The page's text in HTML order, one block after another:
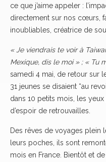
ce que j’aime appeler :
directement sur nos cœurs,
inoubliables, créatrice de
« Je viendrais te voir à
Mexique, dis le moi » ; « Tu
samedi 4 mai, de retour sur
31 jeunes se disaient “au
dans 10 petits mois, les
d’espoir de retrouvailles.
Des rêves de voyages plein
leurs poches, ils sont
mois en France. Bientôt et